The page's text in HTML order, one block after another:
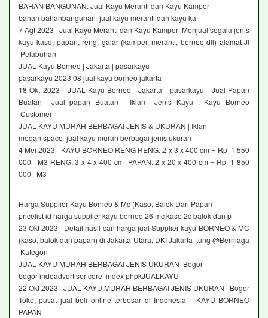
BAHAN BANGUNAN: Jual Kayu Meranti dan Kayu Kamper
bahan bahanbangunan jual kayu meranti dan kayu ka
7 Agt 2023 Jual Kayu Meranti dan Kayu Kamper Menjual segala jenis
kayu kaso, papan, reng, galar (kamper, meranti, borneo dll) alamat Jl
Pelabuhan
JUAL Kayu Borneo | Jakarta | pasarkayu
pasarkayu 2023 08 jual kayu borneo jakarta
18 Okt 2023 JUAL Kayu Borneo | Jakarta pasarkayu Jual Papan
Buatan Jual papan Buatan | Iklan Jenis Kayu : Kayu Borneo
Customer
JUAL KAYU MURAH BERBAGAI JENIS & UKURAN | Iklan
medan space jual kayu murah berbagai jenis ukuran
4 Mei 2023 KAYU BORNEO RENG RENG: 2 x 3 x 400 cm = Rp 1 550
000 M3 RENG: 3 x 4 x 400 cm PAPAN: 2 x 20 x 400 cm = Rp 1 850
000 M3
Harga Supplier Kayu Borneo & Mc (Kaso, Balok Dan Papan
pricelist id harga supplier kayu borneo 26 mc kaso 2c balok dan p
23 Okt 2023 Detail hasil cari harga jual Supplier kayu BORNEO & MC
(kaso, balok dan papan) di Jakarta Utara, DKI Jakarta tung @Berniaga
Kategori
JUAL KAYU MURAH BERBAGAI JENIS UKURAN Bogor
bogor indoadvertiser core index phpkJUALKAYU
22 Okt 2023 JUAL KAYU MURAH BERBAGAI JENIS UKURAN Bogor
Toko, pusat jual beli online terbesar di Indonesia KAYU BORNEO
PAPAN